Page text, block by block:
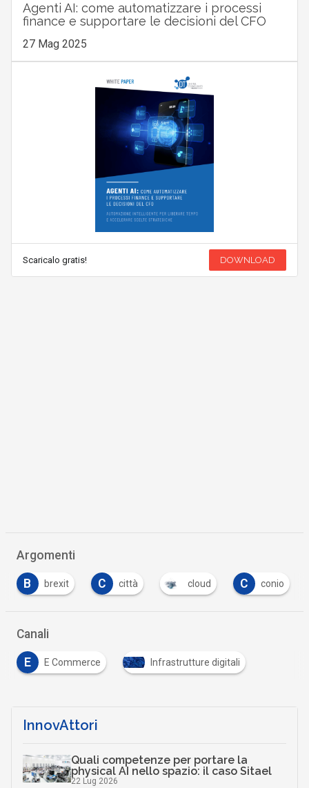
Agenti AI: come automatizzare i processi
finance e supportare le decisioni del CFO
27 Mag 2025
Scaricalo gratis! DOWNLOAD
Argomenti
C città cloud C conio C costi
Canali
E E Commerce Infrastrutture digitali
InnovAttori
Quali competenze per portare la
physical AI nello spazio: il caso Sitael
22 Lug 2026